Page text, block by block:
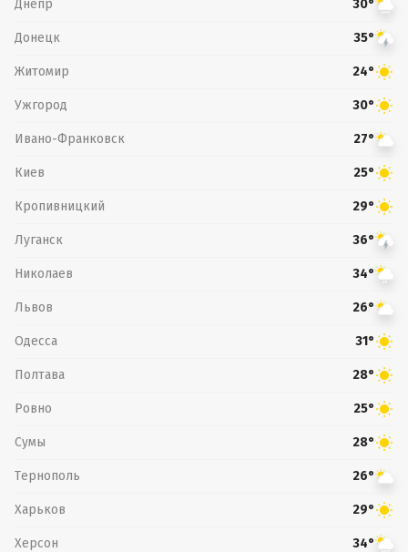
Днепр 30°
Донецк 35°
Житомир 24°
Ужгород 30°
Ивано-Франковск 27°
Киев 25°
Кропивницкий 29°
Луганск 36°
Николаев 34°
Львов 26°
Одесса 31°
Полтава 28°
Ровно 25°
Сумы 28°
Тернополь 26°
Харьков 29°
Херсон 34°